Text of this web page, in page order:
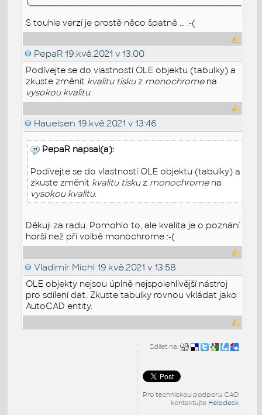
S touhle verzí je prostě něco špatně ... :-(
PepaR 19.kvě.2021 v 13:00
Podívejte se do vlastností OLE objektu (tabulky) a
zkuste změnit kvalitu tiskuz monochromena
vysokou kvalitu.
Haueisen 19.kvě.2021 v 13:46
PepaR napsal(a):
Podívejte se do vlastností OLE objektu (tabulky) a
zkuste změnit kvalitu tiskuz monochromena
vysokou kvalitu.
Děkuji za radu. Pomohlo to, ale kvalita je o poznání
horší než při volbě monochrome :-(
Vladimír Michl 19.kvě.2021 v 13:58
OLE objekty nejsou úplně nejspolehlivější nástroj
pro sdílení dat. Zkuste tabulky rovnou vkládat jako
AutoCAD entity.
Sdílet na:
Pro technickou podporu CAD
kontaktujte Helpdesk